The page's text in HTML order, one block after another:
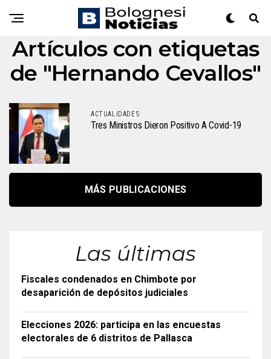
Artículos con etiquetas
de "Hernando Cevallos"
ACTUALIDADES
Tres Ministros Dieron Positivo A Covid-19
MÁS PUBLICACIONES
Las últimas
Fiscales condenados en Chimbote por
desaparición de depósitos judiciales
Elecciones 2026: participa en las encuestas
electorales de 6 distritos de Pallasca